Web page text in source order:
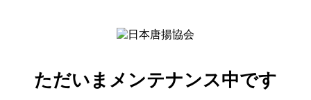
ただいまメンテナンス中です